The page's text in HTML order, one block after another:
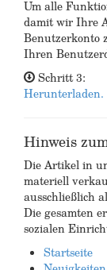
Um alle
damit wir Ihre
Benutzerkonto
Ihren
Schritt 3:
Herunterladen.
Hinweis
Die Artikel in
materiell
ausschließlich
Die gesamten
sozialen
Startseite